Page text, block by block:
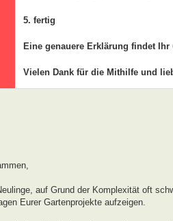
5. fertig
Eine genauere Erklärung findet Ihr
Vielen Dank für die Mithilfe und
auf Grund der Komplexität oft
Eurer Gartenprojekte aufzeigen.